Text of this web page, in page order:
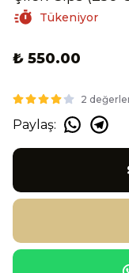
Tükeniyor
₺ 550.00
2
Paylaş: